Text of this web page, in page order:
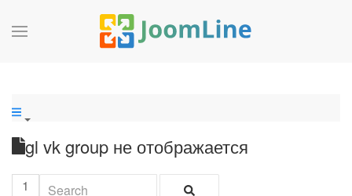
gl vk group не отображается
1